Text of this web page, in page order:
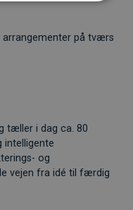
på tværs
tæller i dag ca. 80
intelligente
og
vejen fra idé til færdig